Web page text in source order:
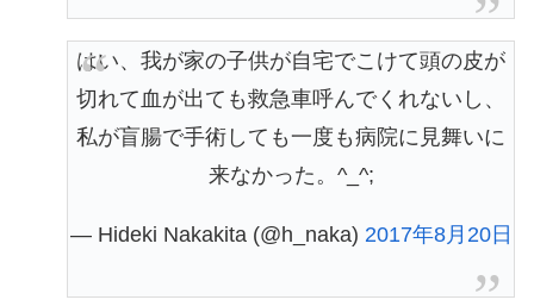
はい、我が家の子供が自宅でこけて頭の皮が
切れて血が出ても救急車呼んでくれないし、
私が盲腸で手術しても一度も病院に見舞いに
来なかった。^_^;
— Hideki Nakakita (@h_naka) 2017年8月20日